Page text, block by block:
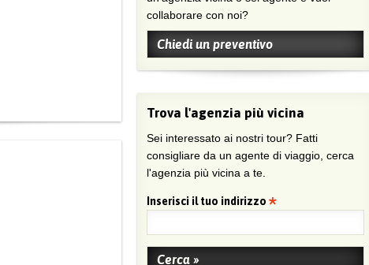
collaborare con noi?
Chiedi un preventivo
Trova l'agenzia più vicina
Sei interessato ai nostri tour? Fatti
consigliare da un agente di viaggio, cerca
l'agenzia più vicina a te.
Inserisci il tuo indirizzo